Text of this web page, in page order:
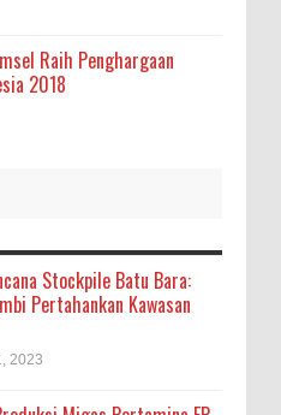
Raih Penghargaan
2018
Stockpile Batu Bara:
Pertahankan Kawasan
2023